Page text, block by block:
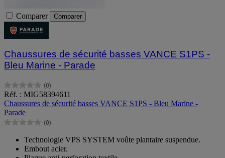
Comparer Comparer
Chaussures de sécurité basses VANCE S1PS -
Bleu Marine - Parade
(0)
0.0
sur
5
étoiles.
Réf. : MIG58394611
Chaussures de sécurité basses VANCE S1PS - Bleu Marine -
Parade
(0)
0.0
étoiles.
Technologie VPS SYSTEM voûte plantaire suspendue.
Embout acier.